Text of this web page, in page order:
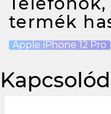
termék
Apple iPhone 12 Pro